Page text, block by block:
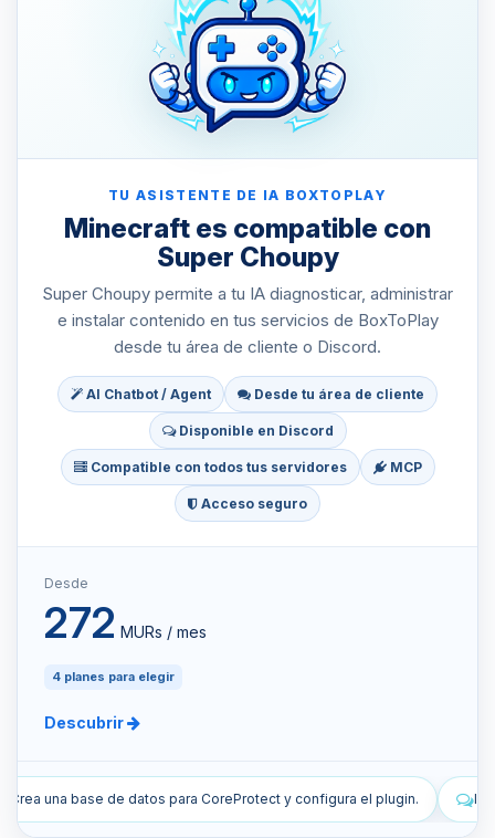
TU ASISTENTE DE IA BOXTOPLAY
Minecraft es compatible con
Super Choupy
Super Choupy permite a tu IA diagnosticar, administrar
e instalar contenido en tus servicios de BoxToPlay
desde tu área de cliente o Discord.
AI Chatbot / Agent Desde tu área de cliente
Disponible en Discord
Compatible con todos tus servidores MCP
Acceso seguro
Desde
272 MURs / mes
4 planes para elegir
Descubrir
y configura el plugin. Instala plugins para mejorar mi